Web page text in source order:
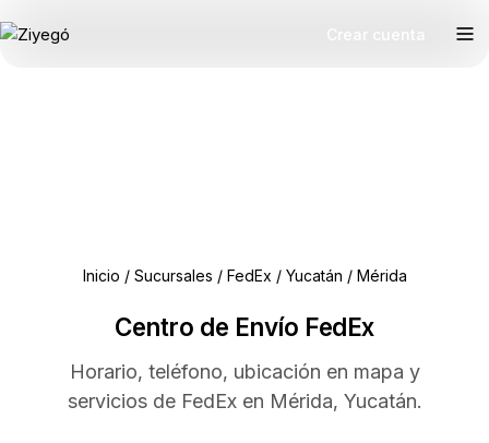
Inicio / Sucursales / FedEx / Yucatán / Mérida
Centro de Envío FedEx
Horario, teléfono, ubicación en mapa y
servicios de FedEx en Mérida, Yucatán.